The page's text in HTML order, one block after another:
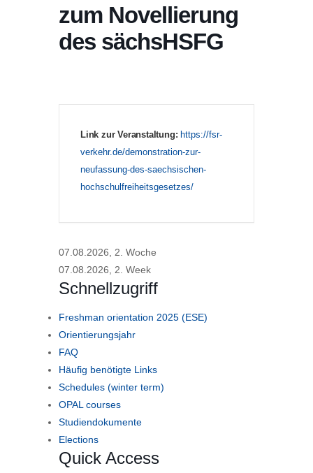
zum Novellierung
des sächsHSFG
Link zur Veranstaltung: https://fsr-
verkehr.de/demonstration-zur-
neufassung-des-saechsischen-
hochschulfreiheitsgesetzes/
07.08.2026, 2. Woche
07.08.2026, 2. Week
Schnellzugriff
Freshman orientation 2025 (ESE)
Orientierungsjahr
FAQ
Häufig benötigte Links
Schedules (winter term)
OPAL courses
Studiendokumente
Elections
Quick Access